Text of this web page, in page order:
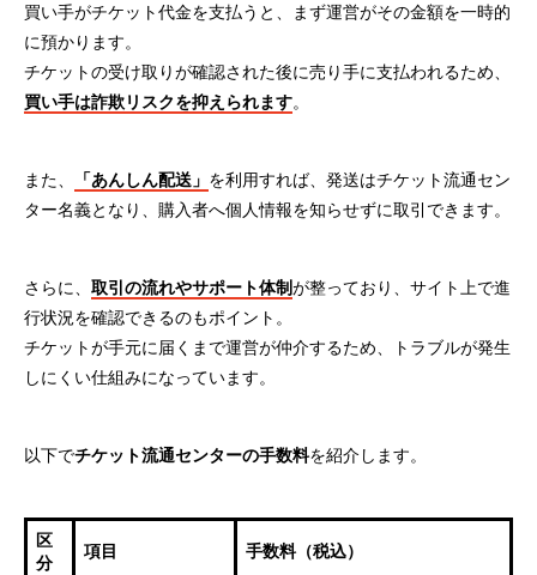
買い手がチケット代金を支払うと、まず運営がその金額を一時的
に預かります。
チケットの受け取りが確認された後に売り手に支払われるため、
買い手は詐欺リスクを抑えられます。
また、 「あんしん配送」 を利用すれば、発送はチケット流通セン
ター名義となり、購入者へ個人情報を知らせずに取引できます。
さらに、 取引の流れやサポート体制が整っており、サイト上で進
行状況を確認できるのもポイント。
チケットが手元に届くまで運営が仲介するため、トラブルが発生
しにくい仕組みになっています。
以下でチケット流通センターの手数料を紹介します。
区
分
項目 手数料（税込）